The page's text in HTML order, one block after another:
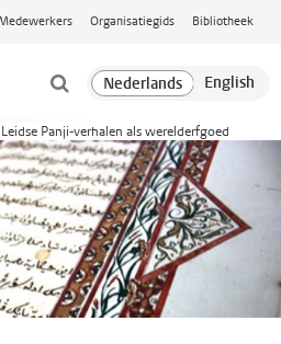
Medewerkers Organisatiegids Bibliotheek
Panji-verhalen als werelderfgoed